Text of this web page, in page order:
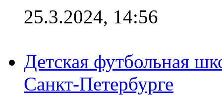
25.3.2024, 14:56
Детская футбольная
Санкт-Петербурге